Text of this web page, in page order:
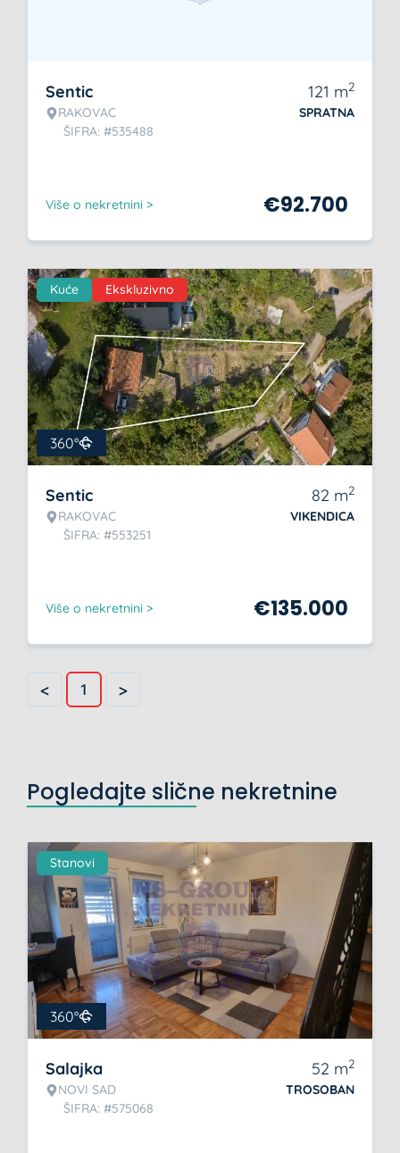
Sentic
RAKOVAC
ŠIFRA: #535488
121 m2
SPRATNA
Više o nekretnini > €92.700
Kuće Ekskluzivno
360°
Sentic
RAKOVAC
ŠIFRA: #553251
82 m2
VIKENDICA
Više o nekretnini > €135.000
< 1 >
Pogledajte slične nekretnine
Stanovi
360°
Salajka
NOVI SAD
ŠIFRA: #575068
52 m2
TROSOBAN